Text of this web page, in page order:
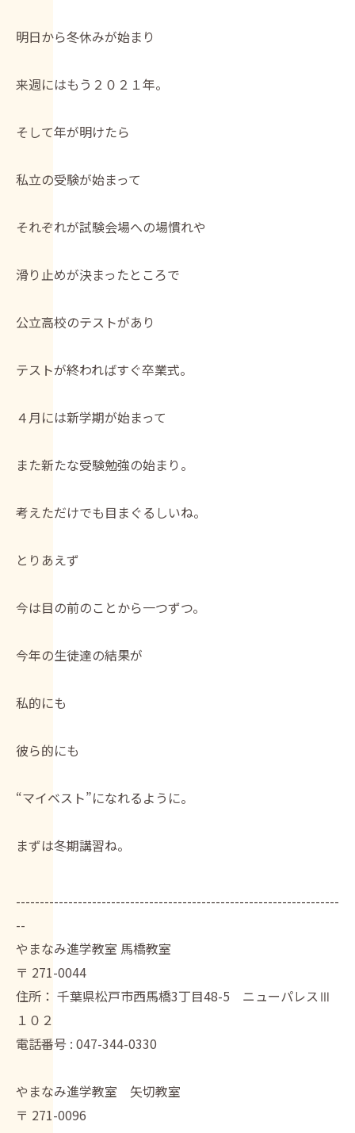
明日から冬休みが始まり
来週にはもう２０２１年。
そして年が明けたら
私立の受験が始まって
それぞれが試験会場への場慣れや
滑り止めが決まったところで
公立高校のテストがあり
テストが終わればすぐ卒業式。
４月には新学期が始まって
また新たな受験勉強の始まり。
考えただけでも目まぐるしいね。
とりあえず
今は目の前のことから一つずつ。
今年の生徒達の結果が
私的にも
彼ら的にも
“マイベスト”になれるように。
まずは冬期講習ね。
--------------------------------------------------------------------
--
やまなみ進学教室 馬橋教室
〒 271-0044
住所： 千葉県松戸市西馬橋3丁目48-5 ニューパレスⅢ
１０２
電話番号 : 047-344-0330
やまなみ進学教室 矢切教室
〒 271-0096